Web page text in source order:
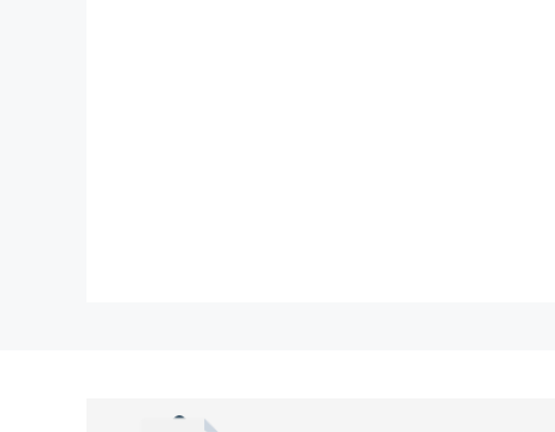
Kích thước của lò nướng là 59.5 x 59.6 x 57cm -